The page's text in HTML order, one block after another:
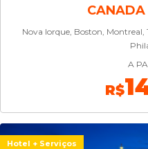
CANADA
Nova Iorque, Boston,
A
R$
Hotel + Serviços